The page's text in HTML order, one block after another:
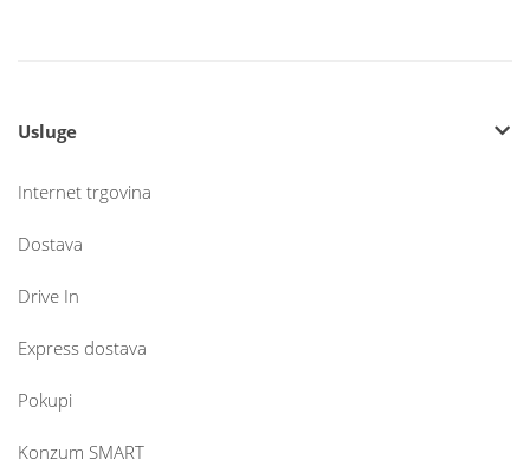
Usluge
Internet trgovina
Dostava
Drive In
Express dostava
Pokupi
Konzum SMART